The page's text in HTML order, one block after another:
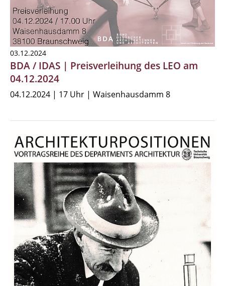
03.12.2024
BDA / IDAS | Preisverleihung des LEO am
04.12.2024
04.12.2024 | 17 Uhr | Waisenhausdamm 8